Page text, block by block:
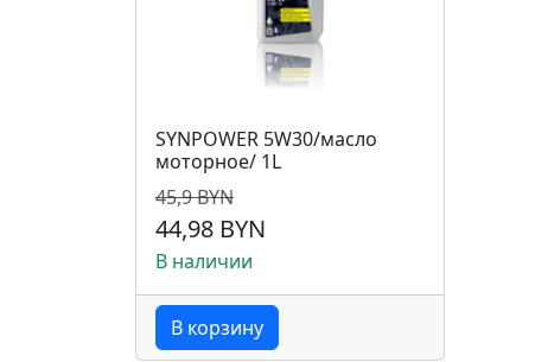
SYNPOWER 5W30/масло
моторное/ 1L
45,9 BYN
44,98 BYN
В наличии
В корзину